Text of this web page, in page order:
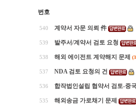
번호
540 계약서 자문 의뢰 件
539 발주서/계약서 검토 요청
538 해외 에이전트 계약해지 문제
537 NDA 검토 요청의 건
536 합작법인설립 협약서 검토-중
535 해외송금 가로채기 문제